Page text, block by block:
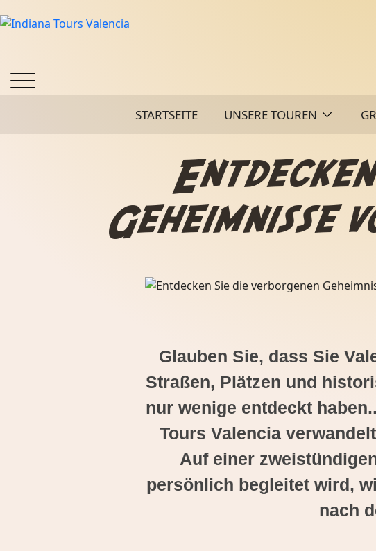
STARTSEITE UNSERE TOUREN
Geheimnisse
Glauben Sie, dass Sie
Straßen, Plätzen und
nur wenige entdeckt
Tours Valencia
Auf einer
persönlich begleitet wird,
nach